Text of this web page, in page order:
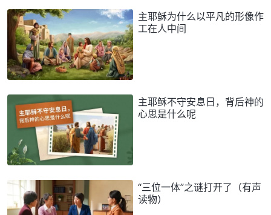
主耶稣为什么以平凡的形像作
工在人中间
主耶稣不守安息日，背后神的
心思是什么呢
“三位一体”之谜打开了（有声
读物）